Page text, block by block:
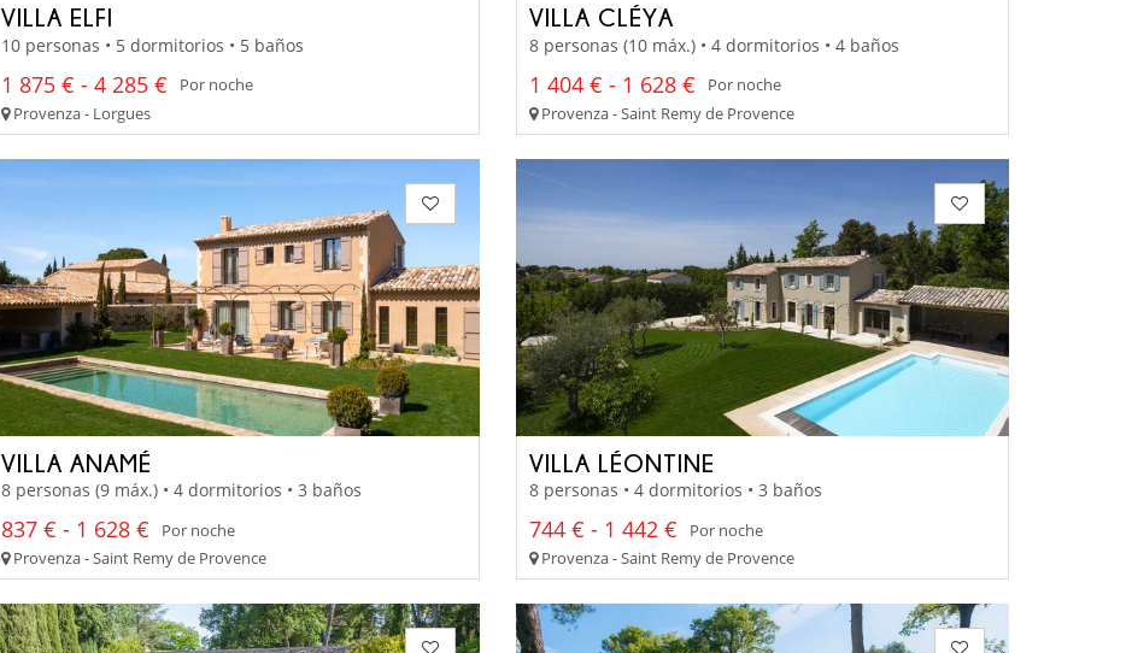
VILLA ELFI
10 personas • 5 dormitorios • 5 baños
1 875 € - 4 285 €
Por noche
Provenza - Lorgues
VILLA CLÉYA
8 personas (10 máx.) • 4 dormitorios • 4 baños
1 404 € - 1 628 €
Por noche
Provenza - Saint Remy de Provence
VILLA ANAMÉ
8 personas (9 máx.) • 4 dormitorios • 3 baños
837 € - 1 628 €
Por noche
Provenza - Saint Remy de Provence
VILLA LÉONTINE
8 personas • 4 dormitorios • 3 baños
744 € - 1 442 €
Por noche
Provenza - Saint Remy de Provence